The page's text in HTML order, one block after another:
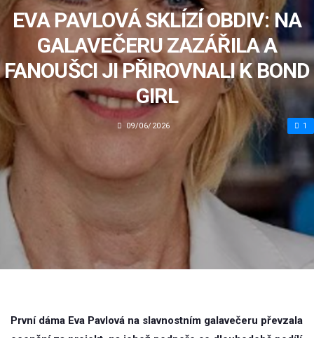
EVA PAVLOVÁ SKLÍZÍ OBDIV: NA
GALAVEČERU ZAZÁŘILA A
FANOUŠCI JI PŘIROVNALI K BOND
GIRL
09/06/2026 1
První dáma Eva Pavlová na slavnostním galavečeru převzala